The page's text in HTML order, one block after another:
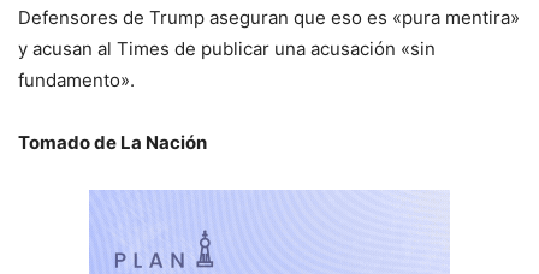
Defensores de Trump aseguran que eso es «pura mentira»
y acusan al Times de publicar una acusación «sin
fundamento».
Tomado de La Nación